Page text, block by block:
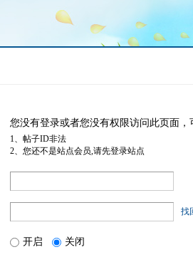
您没有登录或者您没有权限访问此页面
1、帖子ID非法
2、您还不是站点会员,请先登录站点
找
开启 关闭